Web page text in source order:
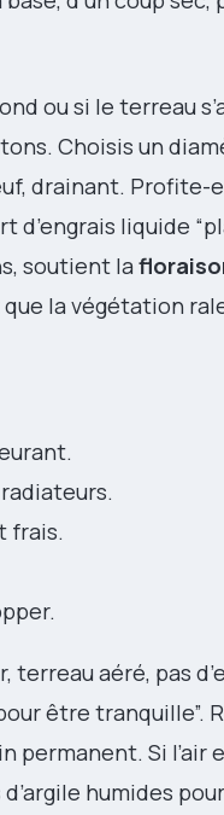
ou si le terreau
Choisis un
drainant. Profite-
d’engrais liquide
soutient la
la végétation
frais.
aéré, pas
être tranquille”.
permanent. Si l’air
humides